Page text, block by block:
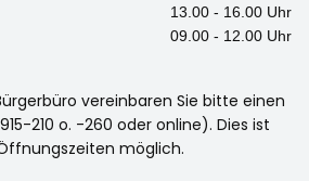
13.00 - 16.00 Uhr
09.00 - 12.00 Uhr
vereinbaren Sie bitte einen
210 o. -260 oder online). Dies ist
möglich.